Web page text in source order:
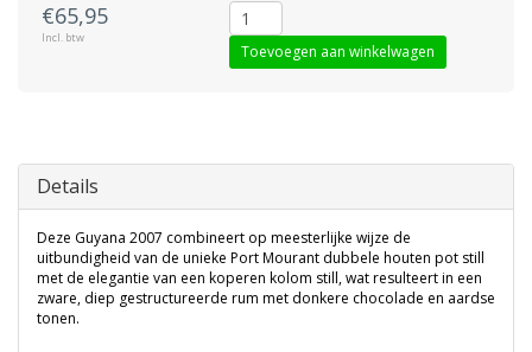
€65,95
Incl. btw
Toevoegen aan winkelwagen
Details
Deze Guyana 2007 combineert op meesterlijke wijze de
uitbundigheid van de unieke Port Mourant dubbele houten pot still
met de elegantie van een koperen kolom still, wat resulteert in een
zware, diep gestructureerde rum met donkere chocolade en aardse
tonen.